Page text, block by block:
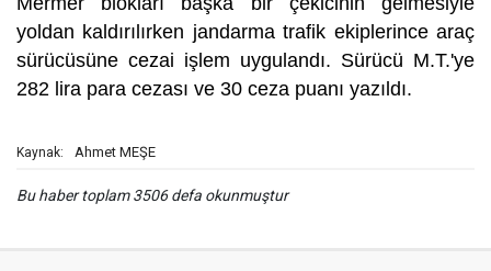
yoldan kaldırılırken jandarma trafik ekiplerince araç
sürücüsüne cezai işlem uygulandı. Sürücü M.T.'ye
282 lira para cezası ve 30 ceza puanı yazıldı.
Kaynak: Ahmet MEŞE
Bu haber toplam 3506 defa okunmuştur